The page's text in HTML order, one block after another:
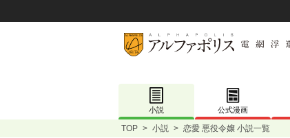
小説 公式漫画
TOP > 小説 > 恋愛 悪役令嬢 小説一覧